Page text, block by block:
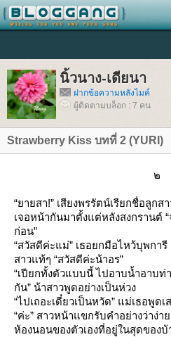
นิ้วนาง-เดียนา
ฝากข้อความหลังไมค์
ผู้ติดตามบล็อก : 7 คน
Strawberry Kiss บทที่ 2 (YURI)
๒
“ยายสา!” เสียงพรรัตน์เรียกชื่อลูก
เจอหน้ากันมาตั้งแต่หลังสงกรานต์
ก่อน”
“สวัสดีค่ะแม่” เธอยกมือไหว้บุพกา
สาวแท้ๆ “สวัสดีค่ะน้าอร”
“เปียกทั้งตัวแบบนี้ ไปอาบน้ำอาบ
กัน” น้าสาวพูดอย่างเป็นห่วง
“ไปเถอะเดี๋ยวเป็นหวัด” แม่เธอพูดเ
“ค่ะ” สาวหน้าแขกรับคำอย่างว่าง่า
ห้องนอนของตัวเองที่อยู่ในสุดของบ้